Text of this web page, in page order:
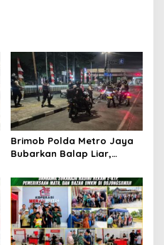
Brimob Polda Metro Jaya
Bubarkan Balap Liar,
di Jakarta Timur